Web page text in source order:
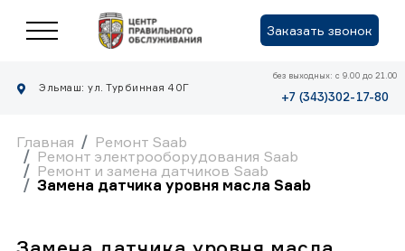
Заказать звонок
Эльмаш: ул. Турбинная 40Г
без выходных: с 9.00 до 21.00
+7 (343)302-17-80
Главная
Ремонт Saab
Ремонт электрооборудования Saab
Ремонт и замена датчиков Saab
Замена датчика уровня масла Saab